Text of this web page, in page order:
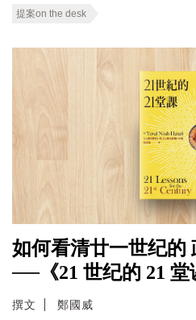
提案on the desk
如何看清廿一世纪的
──《21 世纪的 21 堂
撰文 鄭國威